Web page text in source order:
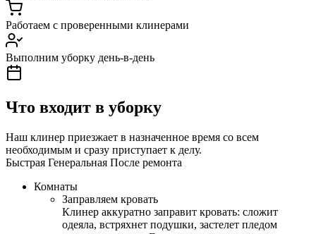
Работаем с проверенными клинерами
Выполним уборку день-в-день
Что входит в уборку
Наш клинер приезжает в назначенное время со всем
необходимым и сразу приступает к делу.
Быстрая Генеральная После ремонта
Комнаты
Заправляем кровать
Клинер аккуратно заправит кровать: сложит
одеяла, встряхнет подушки, застелет пледом